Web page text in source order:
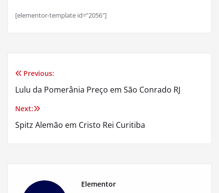
[elementor-template id=”2056″]
Navegação
de
Post
Previous:
Lulu da Pomerânia Preço em São Conrado RJ
Next:
Spitz Alemão em Cristo Rei Curitiba
Elementor